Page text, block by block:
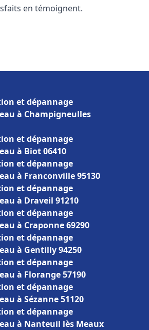
en témoignent.
et dépannage
à Champigneulles
et dépannage
à Biot 06410
et dépannage
à Franconville 95130
et dépannage
à Draveil 91210
et dépannage
à Craponne 69290
et dépannage
à Gentilly 94250
et dépannage
à Florange 57190
et dépannage
à Sézanne 51120
et dépannage
à Nanteuil lès Meaux